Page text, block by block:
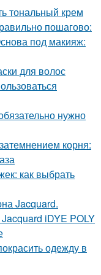
тональный крем
пошагово:
под макияж:
для волос
нужно
корня:
как выбрать
Jacquard.
Jacquard iDYE POLY
одежду в